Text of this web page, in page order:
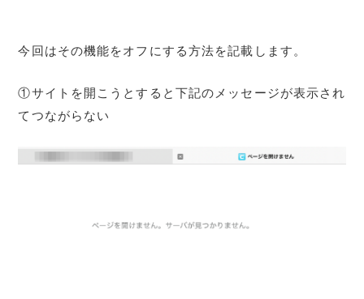
今回はその機能をオフにする方法を記載します。
①サイトを開こうとすると下記のメッセージが表示され
てつながらない